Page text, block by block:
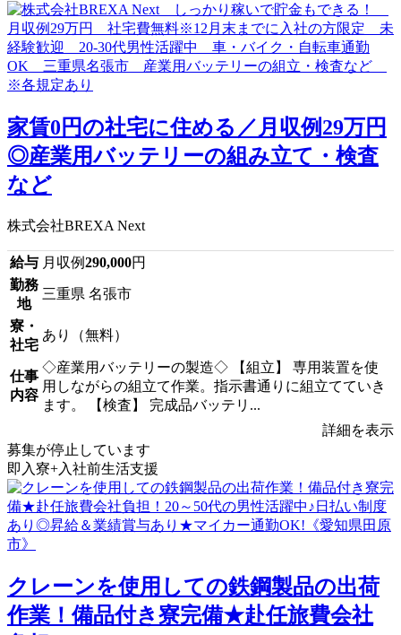
家賃0円の社宅に住める／月収例29万円
◎産業用バッテリーの組み立て・検査
など
株式会社BREXA Next
給与 月収例290,000円
勤務
地
三重県 名張市
寮・
社宅
あり（無料）
仕事
内容
◇産業用バッテリーの製造◇ 【組立】 専用装置を使
用しながらの組立て作業。指示書通りに組立てていき
ます。 【検査】 完成品バッテリ...
詳細を表示
募集が停止しています
即入寮+入社前生活支援
クレーンを使用しての鉄鋼製品の出荷
作業！備品付き寮完備★赴任旅費会社